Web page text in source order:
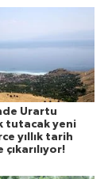
Urartu
tutacak yeni
yıllık tarih